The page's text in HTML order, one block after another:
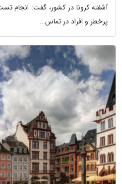
آشفته کرونا در کشور، گفت: انجام
پرخطر و افراد در تماس...